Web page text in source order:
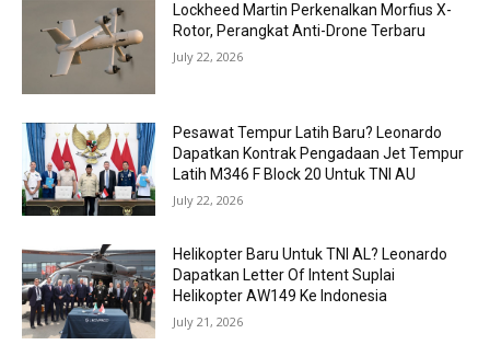
Lockheed Martin Perkenalkan Morfius X-
Rotor, Perangkat Anti-Drone Terbaru
July 22, 2026
Pesawat Tempur Latih Baru? Leonardo
Dapatkan Kontrak Pengadaan Jet Tempur
Latih M346 F Block 20 Untuk TNI AU
July 22, 2026
Helikopter Baru Untuk TNI AL? Leonardo
Dapatkan Letter Of Intent Suplai
Helikopter AW149 Ke Indonesia
July 21, 2026